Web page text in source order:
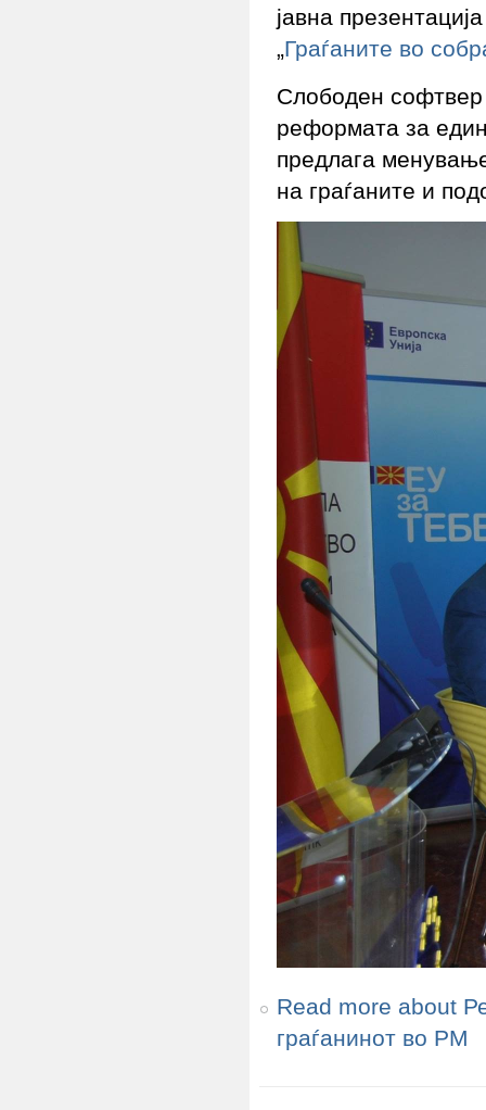
јавна
„Граѓаните во
Слободен софтвер
реформата за
предлага
на граѓаните и
Read more about
граѓанинот во РМ